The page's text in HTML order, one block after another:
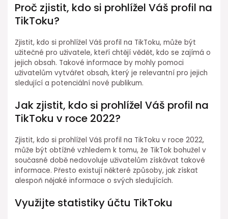
Proč zjistit, kdo si prohlížel Váš profil na
TikToku?
Zjistit, kdo si prohlížel Váš profil na TikToku, může být
užitečné pro uživatele, kteří chtějí vědět, kdo se zajímá o
jejich obsah. Takové informace by mohly pomoci
uživatelům vytvářet obsah, který je relevantní pro jejich
sledující a potenciální nové publikum.
Jak zjistit, kdo si prohlížel Váš profil na
TikToku v roce 2022?
Zjistit, kdo si prohlížel Váš profil na TikToku v roce 2022,
může být obtížné vzhledem k tomu, že TikTok bohužel v
současné době nedovoluje uživatelům získávat takové
informace. Přesto existují některé způsoby, jak získat
alespoň nějaké informace o svých sledujících.
Využijte statistiky účtu TikToku